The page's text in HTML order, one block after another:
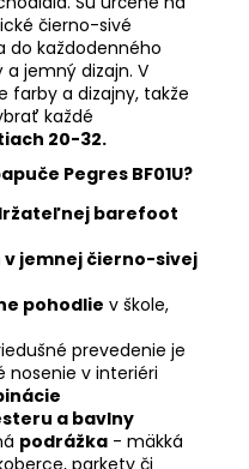
čierno-sivé
do každodenného
jemný dizajn. V
farby a dizajny, takže
každé
20-32.
Pegres BF01U?
barefoot
jemnej čierno-sivej
pohodlie v škole,
prevedenie je
nosenie v interiéri
a bavlny
podrážka - mäkká
parkety či